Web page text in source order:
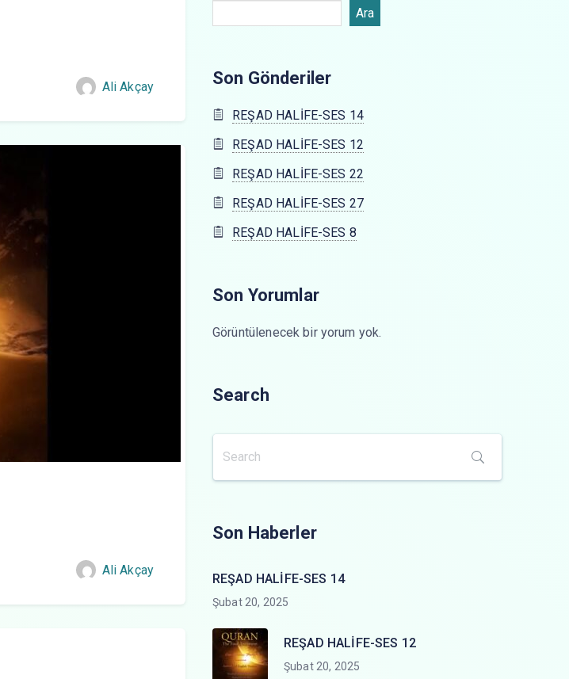
Ali Akçay
Ali Akçay
Ara
Son Gönderiler
REŞAD HALİFE-SES 14
REŞAD HALİFE-SES 12
REŞAD HALİFE-SES 22
REŞAD HALİFE-SES 27
REŞAD HALİFE-SES 8
Son Yorumlar
Görüntülenecek bir yorum yok.
Search
Son Haberler
REŞAD HALİFE-SES 14
Şubat 20, 2025
REŞAD HALİFE-SES 12
Şubat 20, 2025